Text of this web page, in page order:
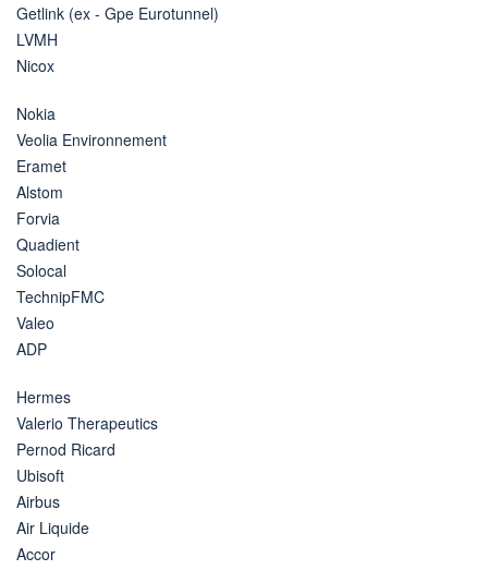
Getlink (ex - Gpe Eurotunnel)
LVMH
Nicox
Nokia
Veolia Environnement
Eramet
Alstom
Forvia
Quadient
Solocal
TechnipFMC
Valeo
ADP
Hermes
Valerio Therapeutics
Pernod Ricard
Ubisoft
Airbus
Air Liquide
Accor